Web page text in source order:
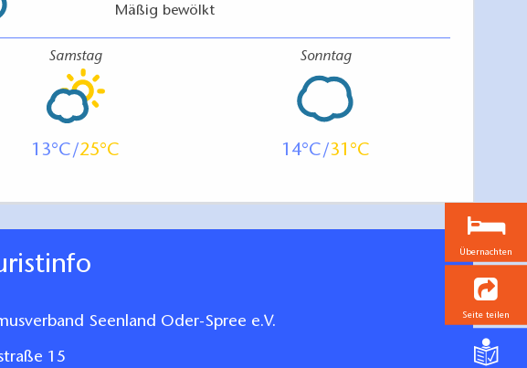
Mäßig bewölkt
Samstag
13 25
Sonntag
14 31
Seenland Oder-Spree e.V.
15
Übernachten
Seite teilen